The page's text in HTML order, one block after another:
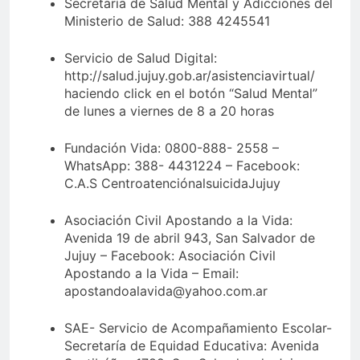
Ministerio de Salud: 388 4245541
Servicio de Salud Digital:
http://salud.jujuy.gob.ar/asistenciavirtual/
haciendo click en el botón “Salud Mental”
de lunes a viernes de 8 a 20 horas
Fundación Vida: 0800-888- 2558 –
WhatsApp: 388- 4431224 – Facebook:
C.A.S CentroatenciónalsuicidaJujuy
Asociación Civil Apostando a la Vida:
Avenida 19 de abril 943, San Salvador de
Jujuy – Facebook: Asociación Civil
Apostando a la Vida – Email:
apostandoalavida@yahoo.com.ar
SAE- Servicio de Acompañamiento Escolar-
Secretaría de Equidad Educativa: Avenida